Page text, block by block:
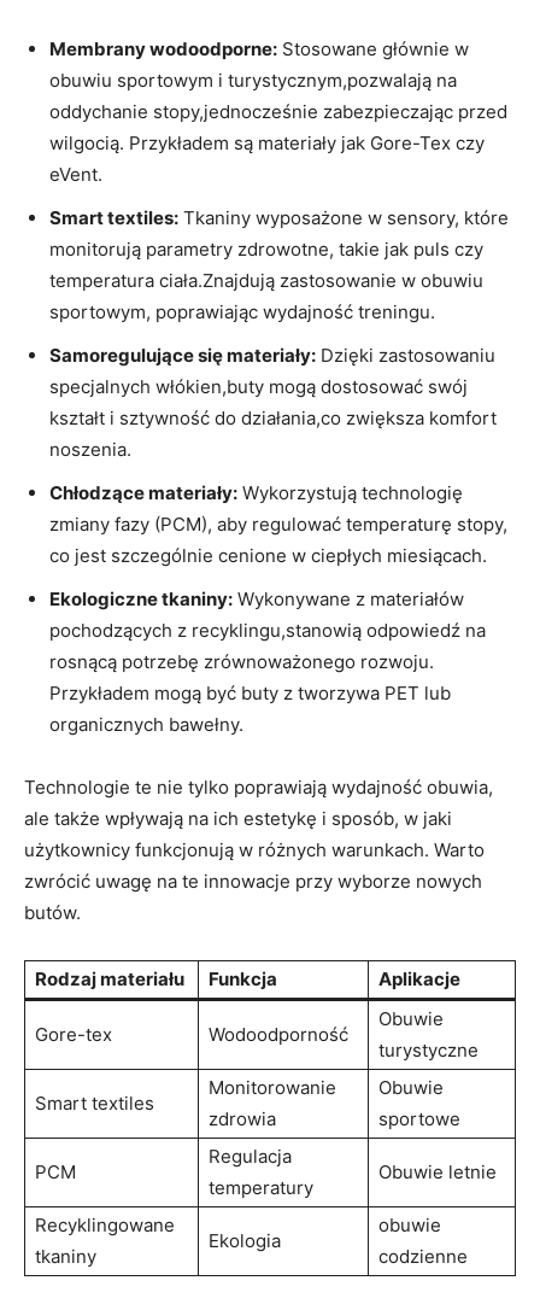
Membrany wodoodporne: Stosowane głównie w
obuwiu sportowym i turystycznym,pozwalają na
oddychanie stopy,jednocześnie zabezpieczając przed
wilgocią. Przykładem są materiały jak Gore-Tex czy
eVent.
Smart textiles: Tkaniny wyposażone w sensory, które
monitorują parametry zdrowotne, takie jak puls czy
temperatura ciała.Znajdują zastosowanie w obuwiu
sportowym, poprawiając wydajność treningu.
Samoregulujące się materiały: Dzięki zastosowaniu
specjalnych włókien,buty mogą dostosować swój
kształt i sztywność do działania,co zwiększa komfort
noszenia.
Chłodzące materiały: Wykorzystują technologię
zmiany fazy (PCM), aby regulować temperaturę stopy,
co jest szczególnie cenione w ciepłych miesiącach.
Ekologiczne tkaniny: Wykonywane z materiałów
pochodzących z recyklingu,stanowią odpowiedź na
rosnącą potrzebę zrównoważonego rozwoju.
Przykładem mogą być buty z tworzywa PET lub
organicznych bawełny.
Technologie te nie tylko poprawiają wydajność obuwia,
ale także wpływają na ich estetykę i sposób, w jaki
użytkownicy funkcjonują w różnych warunkach. Warto
zwrócić uwagę na te innowacje przy wyborze nowych
butów.
Rodzaj materiału Funkcja Aplikacje
Gore-tex Wodoodporność
Obuwie
turystyczne
Smart textiles
Monitorowanie
zdrowia
Obuwie
sportowe
PCM
Regulacja
temperatury
Obuwie letnie
Recyklingowane
tkaniny
Ekologia
obuwie
codzienne